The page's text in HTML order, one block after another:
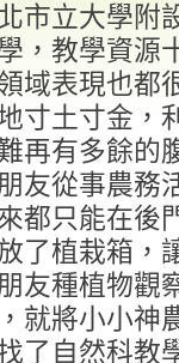
市立大學附
，教學資源
域表現也都
寸土寸金，
再有多餘的
友從事農務
都只能在後
了植栽箱，
友種植物觀
就將小小神
了自然科教